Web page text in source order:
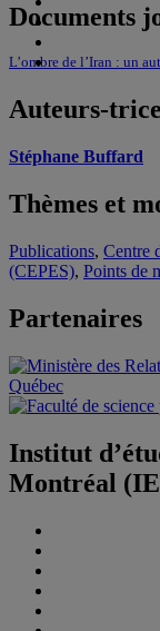
Documents
L’ombre de l’Iran : un
Auteurs-
Stéphane Buffard
Thèmes et
Publications, Centre
(CEPES), Points de
Partenaires
Institut
Montréal